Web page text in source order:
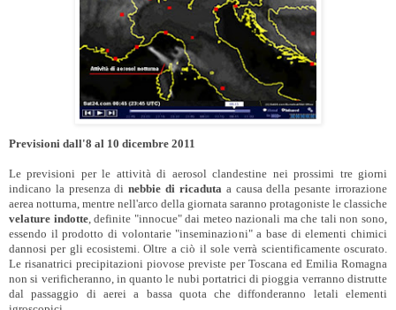
Previsioni dall'8 al 10 dicembre 2011
Le previsioni per le attività di aerosol clandestine nei prossimi tre giorni
indicano la presenza dinebbie di ricaduta a causa della pesante irrorazione
aerea notturna, mentre nell'arco della giornata saranno protagoniste le classiche
velature indotte, definite "innocue" dai meteo nazionali ma che tali non sono,
essendo il prodotto di volontarie "inseminazioni" a base di elementi chimici
dannosi per gli ecosistemi. Oltre a ciò il sole verrà scientificamente oscurato.
Le risanatrici precipitazioni piovose previste per Toscana ed Emilia Romagna
non si verificheranno, in quanto le nubi portatrici di pioggia verranno distrutte
dal passaggio di aerei a bassa quota che diffonderanno letali elementi